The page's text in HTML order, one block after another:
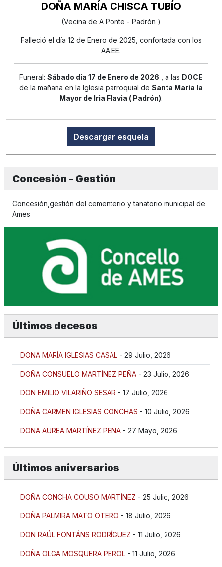
DOÑA MARÍA CHISCA TUBÍO
(Vecina de A Ponte - Padrón )
Falleció el día 12 de Enero de 2025, confortada con los
AA.EE.
Funeral: Sábado día 17 de Enero de 2026 , a las DOCE
de la mañana en la Iglesia parroquial de Santa María la
Mayor de Iria Flavia ( Padrón).
Descargar esquela
Concesión - Gestión
Concesión,gestión del cementerio y tanatorio municipal de
Ames
Últimos decesos
DONA MARÍA IGLESIAS CASAL - 29 Julio, 2026
DOÑA CONSUELO MARTÍNEZ PEÑA - 23 Julio, 2026
DON EMILIO VILARIÑO SESAR - 17 Julio, 2026
DOÑA CARMEN IGLESIAS CONCHAS - 10 Julio, 2026
DONA AUREA MARTÍNEZ PENA - 27 Mayo, 2026
Últimos aniversarios
DOÑA CONCHA COUSO MARTÍNEZ - 25 Julio, 2026
DOÑA PALMIRA MATO OTERO - 18 Julio, 2026
DON RAÚL FONTÁNS RODRÍGUEZ - 11 Julio, 2026
DOÑA OLGA MOSQUERA PEROL - 11 Julio, 2026